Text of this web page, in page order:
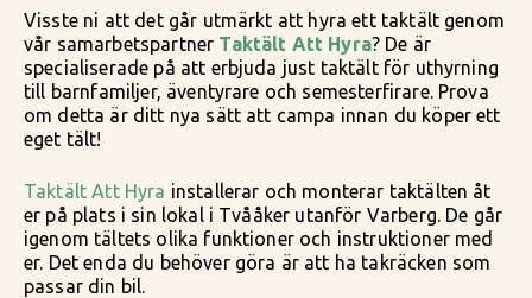
Visste ni att det går utmärkt att hyra ett taktält genom
vår samarbetspartner Taktält Att Hyra? De är
specialiserade på att erbjuda just taktält för uthyrning
till barnfamiljer, äventyrare och semesterfirare. Prova
om detta är ditt nya sätt att campa innan du köper ett
eget tält!
Taktält Att Hyra installerar och monterar taktälten åt
er på plats i sin lokal i Tvååker utanför Varberg. De går
igenom tältets olika funktioner och instruktioner med
er. Det enda du behöver göra är att ha takräcken som
passar din bil.